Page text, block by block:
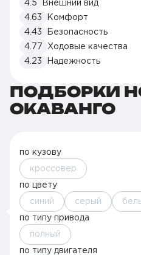
4.5
Внешний вид
4.63
Комфорт
4.43
Безопасность
4.77
Ходовые качества
4.23
Надежность
ПОДБОРКИ
ОКАВАНГО
по кузову
кроссовер
по цвету
синий серый
по типу привода
полный
по типу двигателя